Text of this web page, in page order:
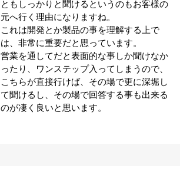
ともしっかりと聞けるというのもお客様の
元へ行く理由になりますね。
これは開発とか製品の事を理解する上で
は、非常に重要だと思っています。
営業を通してだと表面的な事しか聞けなか
ったり、ワンステップ入ってしまうので、
こちらが直接行けば、その場で更に深堀し
て聞けるし、その場で回答する事も出来る
のが凄く良いと思います。